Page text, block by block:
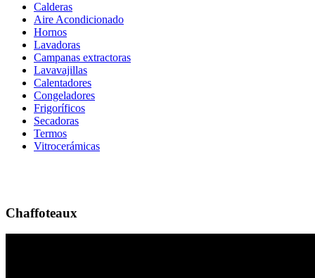
Calderas
Aire Acondicionado
Hornos
Lavadoras
Campanas extractoras
Lavavajillas
Calentadores
Congeladores
Frigoríficos
Secadoras
Termos
Vitrocerámicas
Chaffoteaux